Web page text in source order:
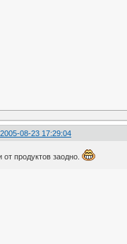
2005-08-23 17:29:04
от продуктов заодно.